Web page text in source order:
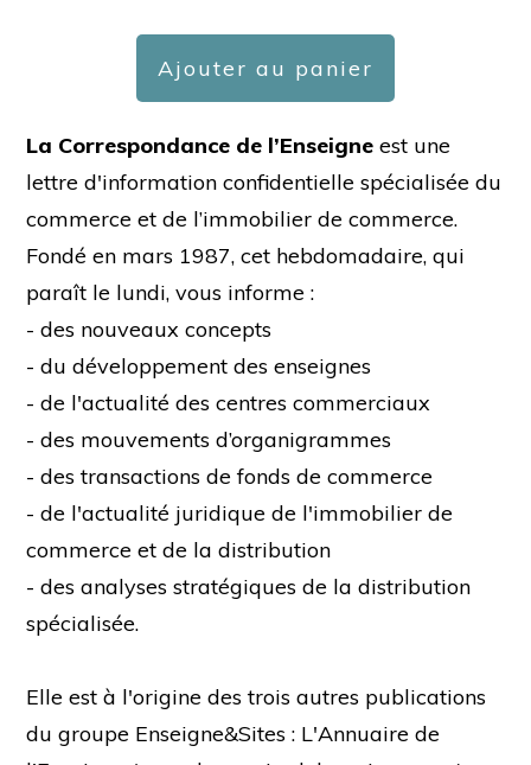
Ajouter au panier
La Correspondance de l’Enseigne est une
lettre d'information confidentielle spécialisée du
commerce et de l’immobilier de commerce.
Fondé en mars 1987, cet hebdomadaire, qui
paraît le lundi, vous informe :
- des nouveaux concepts
- du développement des enseignes
- de l'actualité des centres commerciaux
- des mouvements d’organigrammes
- des transactions de fonds de commerce
- de l'actualité juridique de l'immobilier de
commerce et de la distribution
- des analyses stratégiques de la distribution
spécialisée.
Elle est à l'origine des trois autres publications
du groupe Enseigne&Sites : L'Annuaire de